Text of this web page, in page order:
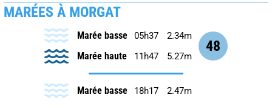
MARÉES À MORGAT
48
Marée basse 05h37 2.34m
Marée haute 11h47 5.27m
Marée basse 18h17 2.47m